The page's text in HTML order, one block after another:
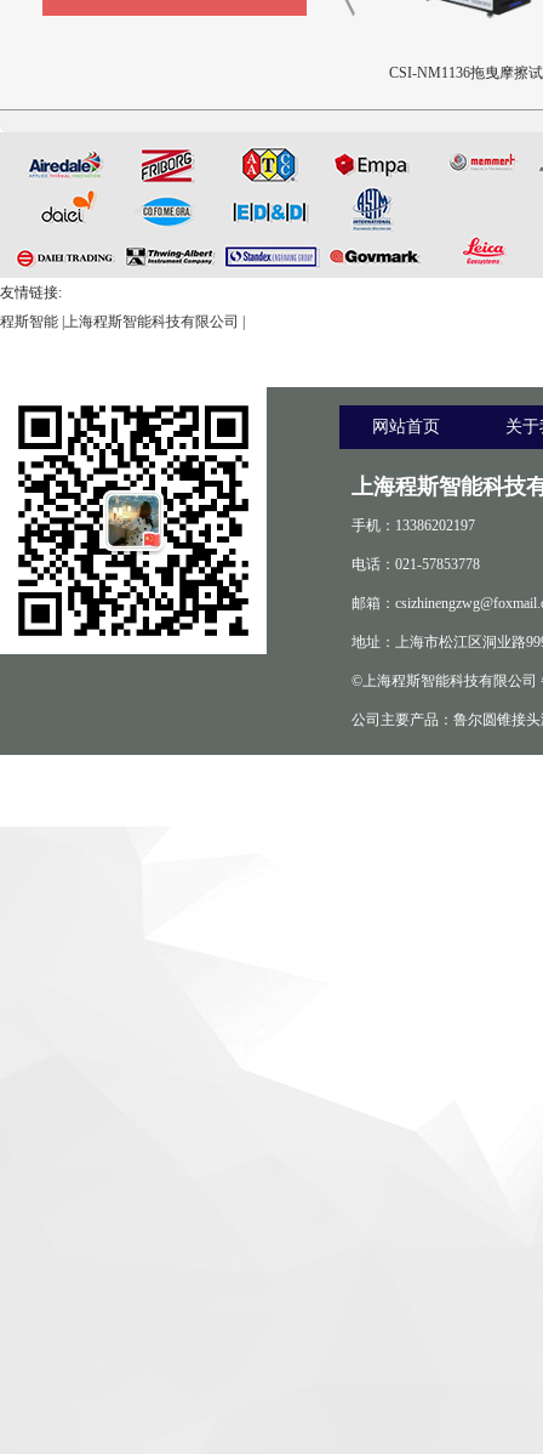
CSI-NM1136拖曳摩擦
友情链接:
程斯智能 |上海程斯智能科技有限公司 |
网站首页 关
上海程斯智能科技
手机：13386202197
电话：021-57853778
邮箱：
地址：上海市松江区洞业路
©上海程斯智能科技有限公司
公司主要产品：鲁尔圆锥接